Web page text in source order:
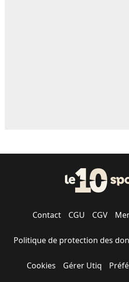
Contact CGU CGV
Politique de protection des
Cookies Gérer Utiq